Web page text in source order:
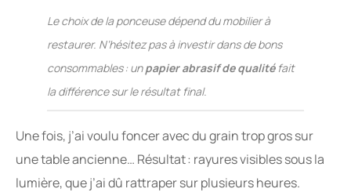
Le choix de la ponceuse dépend du mobilier à
restaurer. N’hésitez pas à investir dans de bons
consommables : unpapier abrasif de qualitéfait
la différence sur le résultat final.
Une fois, j’ai voulu foncer avec du grain trop gros sur
une table ancienne… Résultat : rayures visibles sous la
lumière, que j’ai dû rattraper sur plusieurs heures.